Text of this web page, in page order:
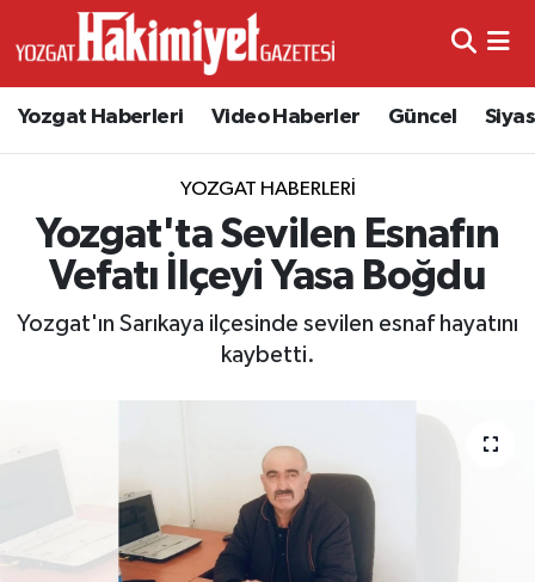
Yozgat Haberleri Video Haberler Güncel
YOZGAT HABERLERI
Yozgat'ta Sevilen Esnafın
Vefatı İlçeyi Yasa Boğdu
Yozgat'ın Sarıkaya ilçesinde sevilen esnaf hayatını
kaybetti.